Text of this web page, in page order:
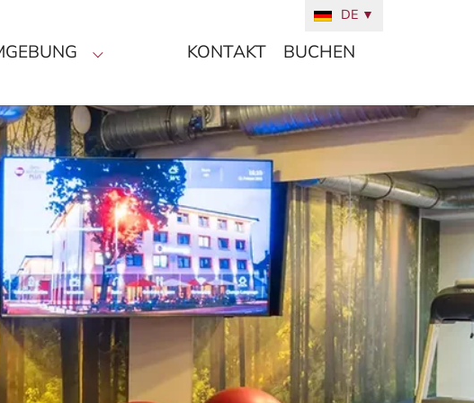
DE ▼
for "Zimmer"Submenu for "Umgebung"
KONTAKT BUCHEN